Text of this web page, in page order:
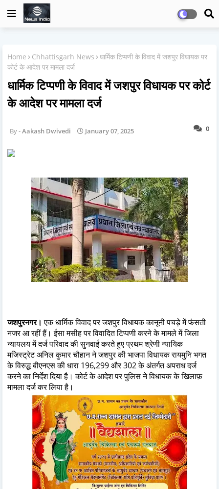
Home Chhattisgarh News
धार्मिक टिप्पणी के विवाद में जशपुर विधायक पर
कोर्ट के आदेश पर मामला दर्ज
धार्मिक टिप्पणी के विवाद में जशपुर विधायक पर कोर्ट
के आदेश पर मामला दर्ज
0
Aakash Dwivedi January 07, 2025
जशपुरनगर।एक धार्मिक विवाद पर जशपुर विधायक कानूनी पचड़े में फंसती
नजर आ रहीं हैं। ईसा मसीह पर विवादित टिप्पणी करने के मामले में जिला
न्यायलय में दर्ज परिवाद की सुनवाई करते हुए प्रथम श्रेणी न्यायिक
मजिस्ट्रेट अनिल कुमार चौहान ने जशपुर की भाजपा विधायक रायमुनि भगत
के विरुद्ध बीएनएस की धारा 196,299 और 302 के अंतर्गत अपराध दर्ज
करने का निर्देश दिया है। कोर्ट के आदेश पर पुलिस ने विधायक के खिलाफ़
मामला दर्ज कर लिया है।